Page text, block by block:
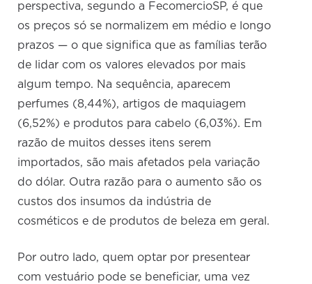
perspectiva, segundo a FecomercioSP, é que
os preços só se normalizem em médio e longo
prazos — o que significa que as famílias terão
de lidar com os valores elevados por mais
algum tempo. Na sequência, aparecem
perfumes (8,44%), artigos de maquiagem
(6,52%) e produtos para cabelo (6,03%). Em
razão de muitos desses itens serem
importados, são mais afetados pela variação
do dólar. Outra razão para o aumento são os
custos dos insumos da indústria de
cosméticos e de produtos de beleza em geral.
Por outro lado, quem optar por presentear
com vestuário pode se beneficiar, uma vez